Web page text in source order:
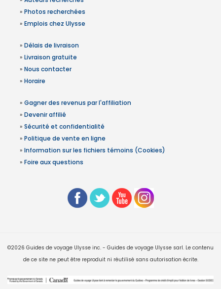
» Photos recherchées
» Emplois chez Ulysse
» Délais de livraison
» Livraison gratuite
» Nous contacter
» Horaire
» Gagner des revenus par l'affiliation
» Devenir affilié
» Sécurité et confidentialité
» Politique de vente en ligne
» Information sur les fichiers témoins (Cookies)
» Foire aux questions
©2026 Guides de voyage Ulysse inc. - Guides de voyage Ulysse sarl. Le contenu
de ce site ne peut être reproduit ni réutilisé sans autorisation écrite.